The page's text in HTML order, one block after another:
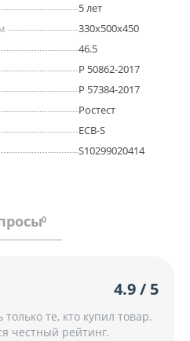
5 лет
330x500x450
46.5
Р 50862-2017
Р 57384-2017
Ростест
ECB-S
S10299020414
0
4.9 / 5
те, кто купил товар.
честный рейтинг.